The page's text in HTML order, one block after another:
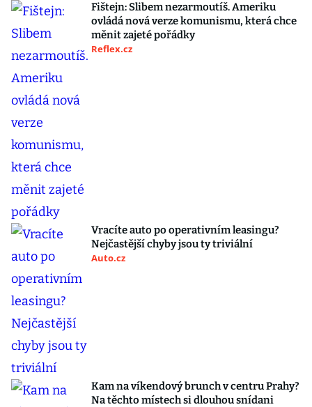
Fištejn: Slibem nezarmoutíš. Ameriku
ovládá nová verze komunismu, která chce
měnit zajeté pořádky
Reflex.cz
Vracíte auto po operativním leasingu?
Nejčastější chyby jsou ty triviální
Auto.cz
Kam na víkendový brunch v centru Prahy?
Na těchto místech si dlouhou snídani